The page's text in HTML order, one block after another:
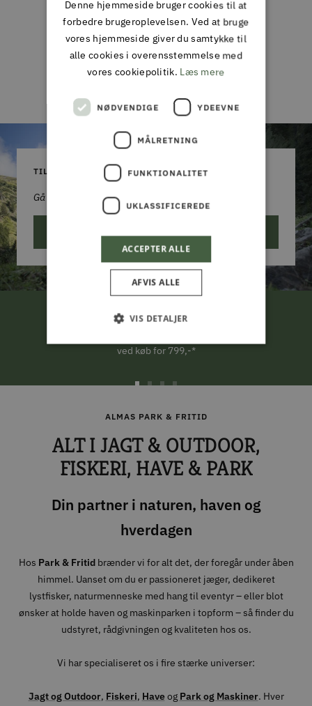
Vær den første til at skrive en anmeldelse
Skriv en
anmeldelse
TILMELD DIG VORES NYHEDSBREV
Gå aldrig glip af et godt tilbud!
FRI LEVERING
ved køb for 799,-*
1
2
4
ALMAS PARK & FRITID
ALT I JAGT & OUTDOOR,
FISKERI, HAVE & PARK
Din partner i naturen, haven og
hverdagen
Hos Park & Fritidbrænder vi for alt det, der foregår under åben
himmel. Uanset om du er passioneret jæger, dedikeret
lystfisker, naturmenneske med hang til eventyr – eller blot
ønsker at holde haven og maskinparken i topform – så finder du
udstyret, rådgivningen og kvaliteten hos os.
Vi har specialiseret os i fire stærke universer:
Jagt og Outdoor, Fiskeri, Haveog Park og Maskiner. Hver
Denne hjemmeside bruger cookies til at
forbedre brugeroplevelsen. Ved at bruge
vores hjemmeside giver du samtykke til
alle cookies i overensstemmelse med
vores cookiepolitik. Læs mere
NØDVENDIGE YDEEVNE
MÅLRETNING
FUNKTIONALITET
UKLASSIFICEREDE
ACCEPTER ALLE
AFVIS ALLE
VIS DETALJER